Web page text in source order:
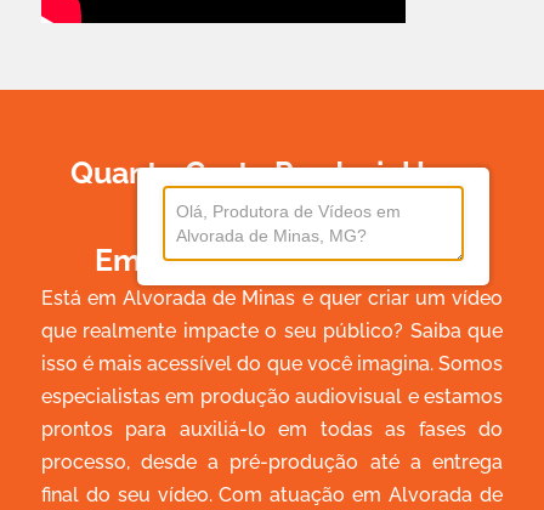
Quanto Custa Produzir Um
Vídeo
Em Alvorada De Minas?
Está em Alvorada de Minas e quer criar um vídeo
que realmente impacte o seu público? Saiba que
isso é mais acessível do que você imagina. Somos
especialistas em produção audiovisual e estamos
prontos para auxiliá-lo em todas as fases do
processo, desde a pré-produção até a entrega
final do seu vídeo. Com atuação em Alvorada de